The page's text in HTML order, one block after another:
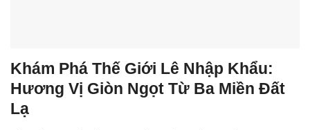
Khám Phá Thế Giới Lê Nhập Khẩu:
Hương Vị Giòn Ngọt Từ Ba Miền Đất
Lạ